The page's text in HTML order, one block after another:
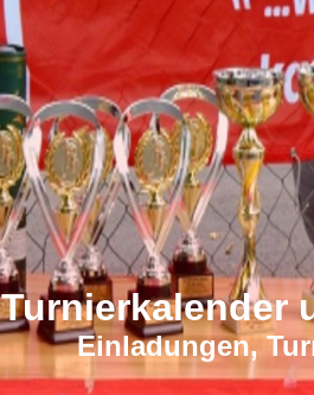
Turnierkalender
Einladungen,